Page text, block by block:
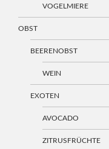
VOGELMIERE
OBST
BEERENOBST
WEIN
EXOTEN
AVOCADO
ZITRUSFRÜCHTE